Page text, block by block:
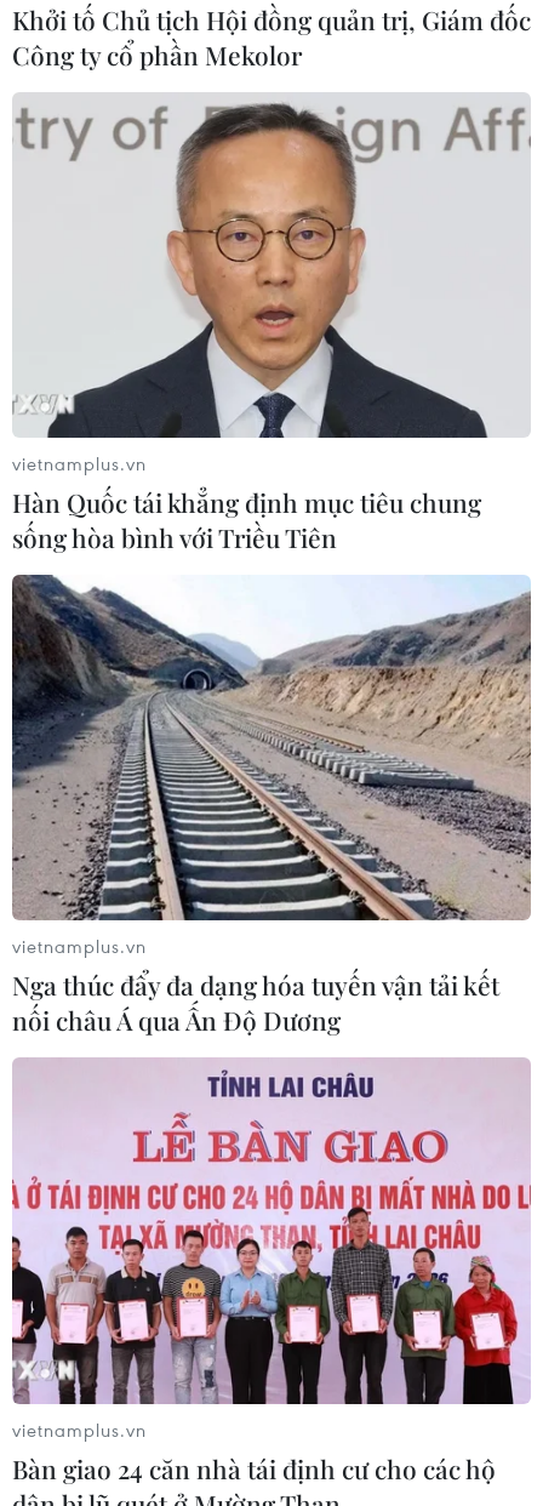
TIN CÙNG CHUYÊN MỤC
Ca vi phẫu ghép da đầu hiếm gặp
Khởi tố Chủ tịch Hội đồng quản trị, Giám đốc
Công ty cổ phần Mekolor
vietnamplus.vn
Hàn Quốc tái khẳng định mục tiêu chung
sống hòa bình với Triều Tiên
vietnamplus.vn
Nga thúc đẩy đa dạng hóa tuyến vận tải kết
nối châu Á qua Ấn Độ Dương
vietnamplus.vn
Bàn giao 24 căn nhà tái định cư cho các hộ